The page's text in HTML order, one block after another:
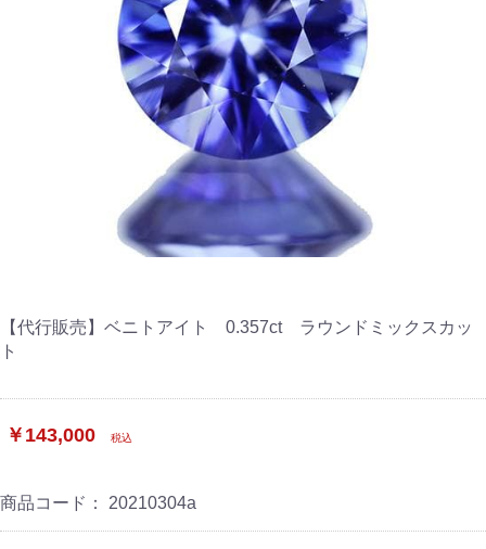
【代行販売】ベニトアイト 0.357ct ラウンドミックスカッ
ト
￥143,000 税込
商品コード： 20210304a